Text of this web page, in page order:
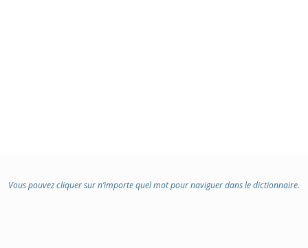
Vous pouvez cliquer sur n’importe quel mot pour naviguer dans le dictionnaire.